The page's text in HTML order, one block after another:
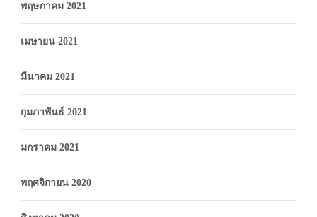
พฤษภาคม 2021
เมษายน 2021
มีนาคม 2021
กุมภาพันธ์ 2021
มกราคม 2021
พฤศจิกายน 2020